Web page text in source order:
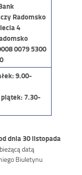
Radomsko
4
0079 5300
9.00-
7.30-
dnia 30 listopada
datą
Biuletynu